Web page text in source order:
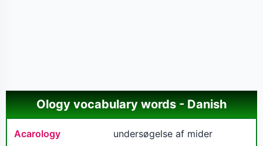
Ology vocabulary words - Danish
Acarology undersøgelse af mider